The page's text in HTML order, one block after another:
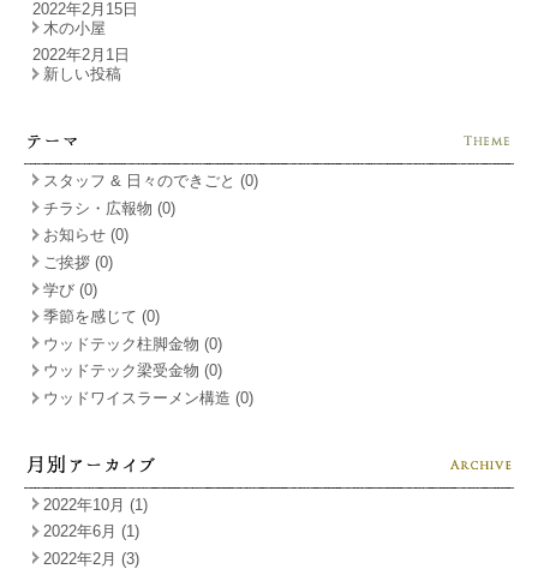
2022年2月15日
木の小屋
2022年2月1日
新しい投稿
スタッフ & 日々のできごと (0)
チラシ・広報物 (0)
お知らせ (0)
ご挨拶 (0)
学び (0)
季節を感じて (0)
ウッドテック柱脚金物 (0)
ウッドテック梁受金物 (0)
ウッドワイスラーメン構造 (0)
2022年10月 (1)
2022年6月 (1)
2022年2月 (3)